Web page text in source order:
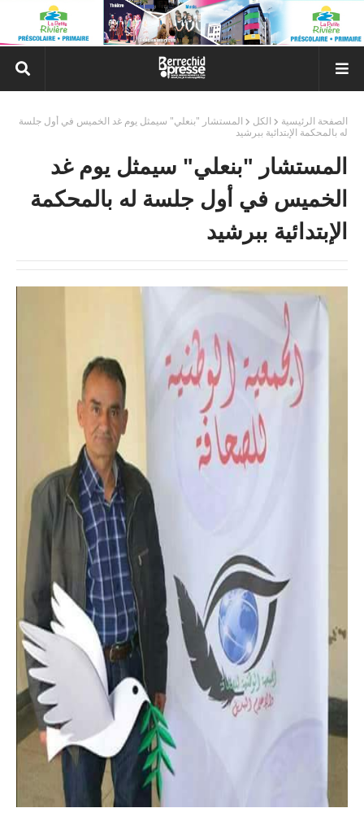
الصفحة الرئيسية الكل
المستشار "بنعلي" سيمثل يوم غد الخميس في أول جلسة
له بالمحكمة الإبتدائية ببرشيد
المستشار "بنعلي" سيمثل يوم غد
الخميس في أول جلسة له بالمحكمة
الإبتدائية ببرشيد